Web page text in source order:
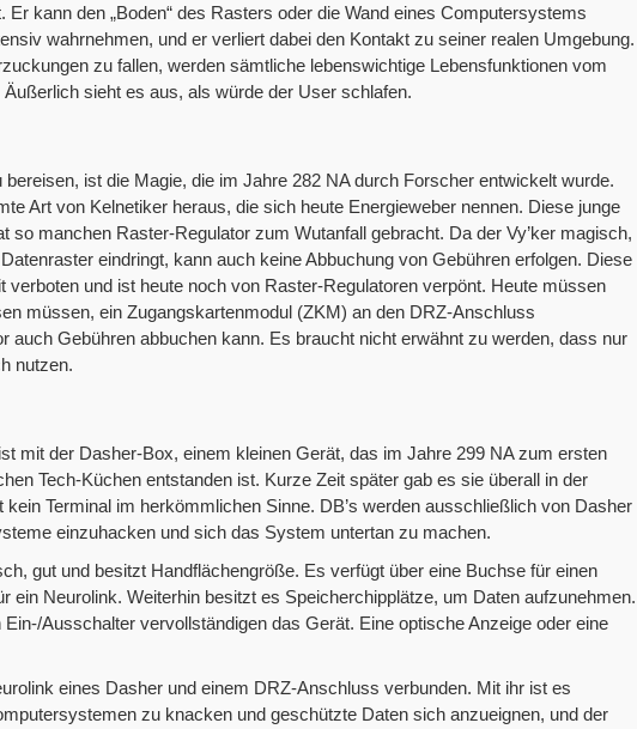
Er kann den „Boden“ des Rasters oder die Wand eines Computersystems
wahrnehmen, und er verliert dabei den Kontakt zu seiner realen Umgebung.
zu fallen, werden sämtliche lebenswichtige Lebensfunktionen vom
sieht es aus, als würde der User schlafen.
ist die Magie, die im Jahre 282 NA durch Forscher entwickelt wurde.
Art von Kelnetiker heraus, die sich heute Energieweber nennen. Diese junge
so manchen Raster-Regulator zum Wutanfall gebracht. Da der Vy’ker magisch,
eindringt, kann auch keine Abbuchung von Gebühren erfolgen. Diese
verboten und ist heute noch von Raster-Regulatoren verpönt. Heute müssen
müssen, ein Zugangskartenmodul (ZKM) an den DRZ-Anschluss
auch Gebühren abbuchen kann. Es braucht nicht erwähnt zu werden, dass nur
nutzen.
mit der Dasher-Box, einem kleinen Gerät, das im Jahre 299 NA zum ersten
Tech-Küchen entstanden ist. Kurze Zeit später gab es sie überall in der
Terminal im herkömmlichen Sinne. DB’s werden ausschließlich von Dasher
einzuhacken und sich das System untertan zu machen.
gut und besitzt Handflächengröße. Es verfügt über eine Buchse für einen
ein Neurolink. Weiterhin besitzt es Speicherchipplätze, um Daten aufzunehmen.
Ausschalter vervollständigen das Gerät. Eine optische Anzeige oder eine
eines Dasher und einem DRZ-Anschluss verbunden. Mit ihr ist es
zu knacken und geschützte Daten sich anzueignen, und der